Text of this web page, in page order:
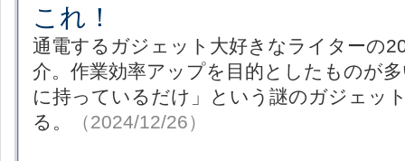
これ！
通電するガジェット大好きなライターの
介。作業効率アップを目的としたものが
に持っているだけ」という謎のガジェッ
る。
（2024/12/26）